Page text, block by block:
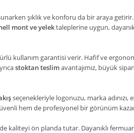
şıklık ve konforu da bir araya
mont ve yelektaleplerine uygun,
kullanım garantisi verir. Hafif ve
stoktan teslimavantajımız, büyük
seçenekleriyle logonuzu, marka adınızı,
hem de profesyonel bir görünüm
kaliteyi ön planda tutar. Dayanıklı